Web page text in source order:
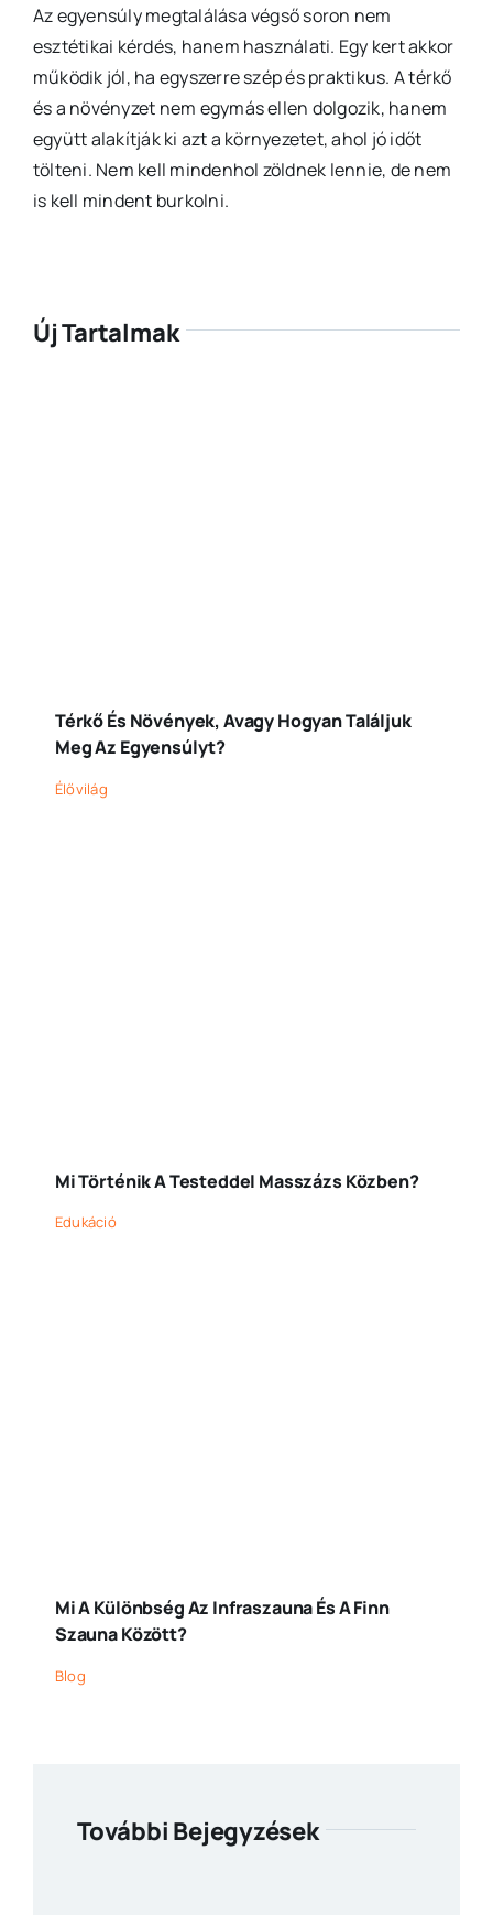
Az egyensúly megtalálása végső soron nem
esztétikai kérdés, hanem használati. Egy kert akkor
működik jól, ha egyszerre szép és praktikus. A térkő
és a növényzet nem egymás ellen dolgozik, hanem
együtt alakítják ki azt a környezetet, ahol jó időt
tölteni. Nem kell mindenhol zöldnek lennie, de nem
is kell mindent burkolni.
Új Tartalmak
Térkő És Növények, Avagy Hogyan Találjuk
Meg Az Egyensúlyt?
Élővilág
Mi Történik A Testeddel Masszázs Közben?
Edukáció
Mi A Különbség Az Infraszauna És A Finn
Szauna Között?
Blog
További Bejegyzések